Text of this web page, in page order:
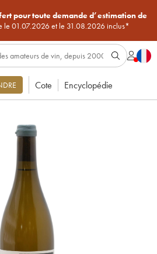
pour toute demande d’estimation de
le 01.07.2026 et le 31.08.2026 inclus*
Cote Encyclopédie